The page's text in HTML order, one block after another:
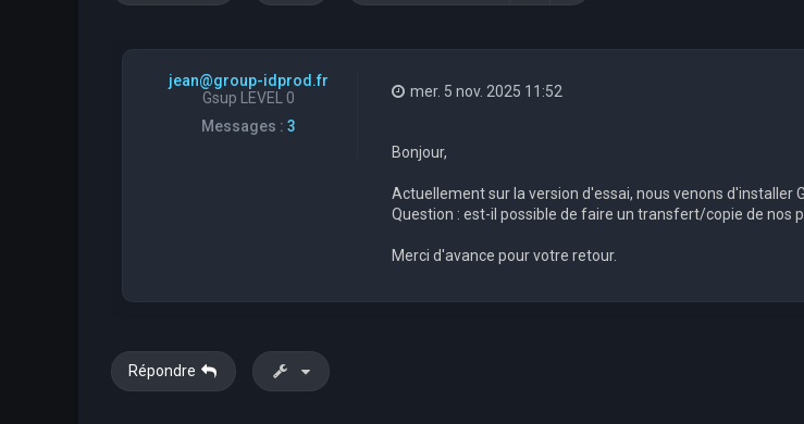
jean@group-idprod.fr
Gsup LEVEL 0
Messages : 3
mer. 5 nov. 2025 11:52
Bonjour,
Actuellement sur la version d'essai, nous venons d'installer
Question : est-il possible de faire un transfert/copie de nos
Merci d'avance pour votre retour.
Répondre